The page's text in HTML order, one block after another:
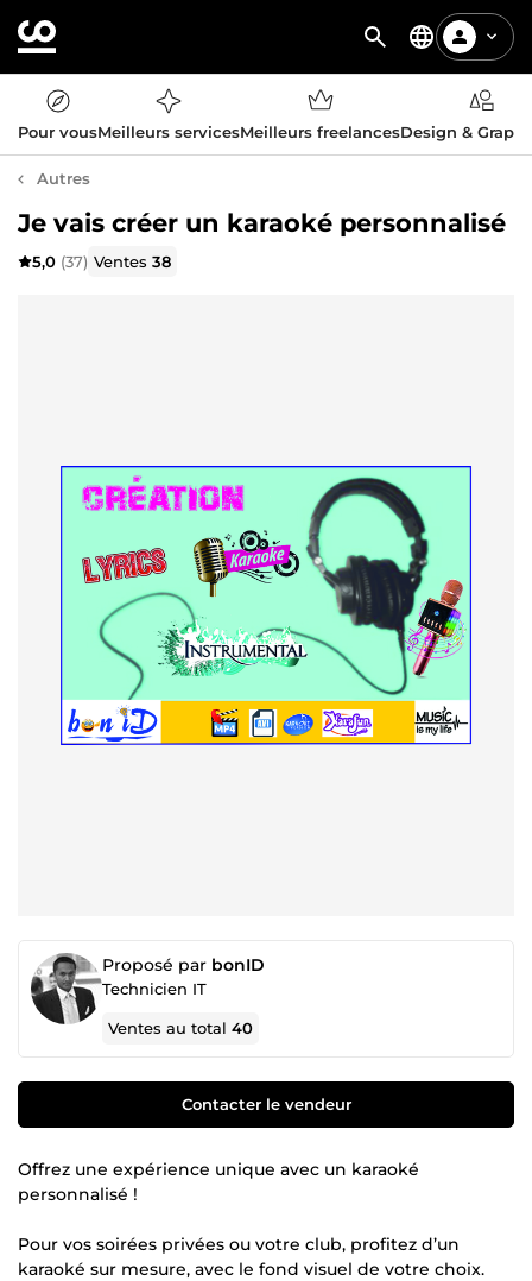
Pour vousMeilleurs servicesMeilleurs freelancesDesign &
Autres
Je vais créer un karaoké personnalisé
5,0 (37) Ventes38
Proposé par bonID
Technicien IT
Ventes au total40
Contacter le vendeur
Offrez une expérience unique avec un karaoké
personnalisé !
Pour vos soirées privées ou votre club, profitez d’un
karaoké sur mesure, avec le fond visuel de votre choix.